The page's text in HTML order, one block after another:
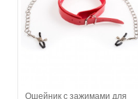
Ошейник с зажимами для